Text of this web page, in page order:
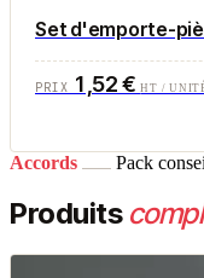
Set d'emporte-
PRIX 1,52 €HT /
Accords Pack
Produits